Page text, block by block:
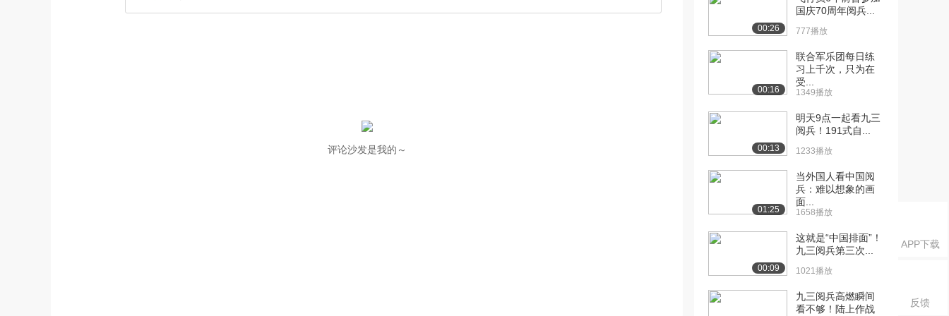
APP下载
反馈
评论沙发是我的～
00:26
国庆70周年阅兵...
777播放
00:16
联合军乐团每日练
习上千次，只为在
受...
1349播放
00:13
明天9点一起看九三
阅兵！191式自...
1233播放
01:25
当外国人看中国阅
兵：难以想象的画
面...
1658播放
00:09
这就是“中国排面”！
九三阅兵第三次...
1021播放
九三阅兵高燃瞬间
看不够！陆上作战